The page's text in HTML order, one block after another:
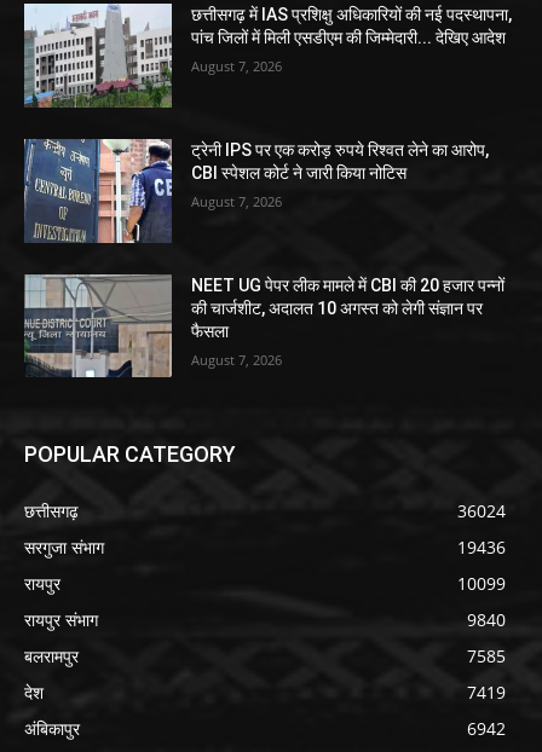
छत्तीसगढ़ में IAS प्रशिक्षु अधिकारियों की नई पदस्थापना,
पांच जिलों में मिली एसडीएम की जिम्मेदारी... देखिए आदेश
August 7, 2026
ट्रेनी IPS पर एक करोड़ रुपये रिश्वत लेने का आरोप,
CBI स्पेशल कोर्ट ने जारी किया नोटिस
August 7, 2026
NEET UG पेपर लीक मामले में CBI की 20 हजार पन्नों
की चार्जशीट, अदालत 10 अगस्त को लेगी संज्ञान पर
फैसला
August 7, 2026
POPULAR CATEGORY
छत्तीसगढ़
36024
सरगुजा संभाग
19436
रायपुर
10099
रायपुर संभाग
9840
बलरामपुर
7585
देश
7419
अंबिकापुर
6942